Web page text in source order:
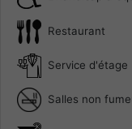
Restaurant
Service d'étage
Salles non